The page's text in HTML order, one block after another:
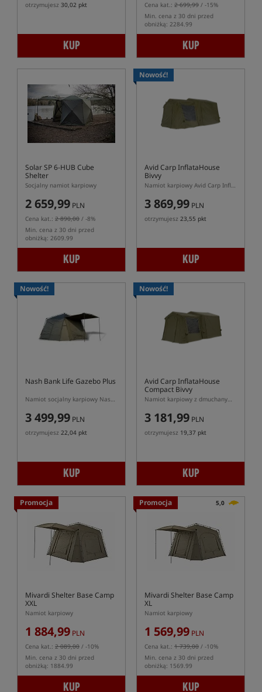
otrzymujesz 30,02 pkt
KUP
Cena kat.: 2 699,99 / -15%
Min. cena z 30 dni przed
obniżką: 2284.99
KUP
Solar SP 6-HUB Cube
Shelter
Socjalny namiot karpiowy
2 659,99 PLN
Cena kat.: 2 890,00 / -8%
Min. cena z 30 dni przed
obniżką: 2609.99
KUP
Nowość!
Avid Carp InflataHouse
Bivvy
Namiot karpiowy Avid Carp InflataHouse z pompowanym stelażem
3 869,99 PLN
otrzymujesz 23,55 pkt
KUP
Nowość!
Nash Bank Life Gazebo Plus
Namiot socjalny karpiowy Nash Gazebo Plus
3 499,99 PLN
otrzymujesz 22,04 pkt
KUP
Nowość!
Avid Carp InflataHouse
Compact Bivvy
Namiot karpiowy z dmuchanym stelażem Avid Carp InflataHouse Compact
3 181,99 PLN
otrzymujesz 19,37 pkt
KUP
Promocja
Mivardi Shelter Base Camp
XXL
Namiot karpiowy
1 884,99 PLN
Cena kat.: 2 089,00 / -10%
Min. cena z 30 dni przed
obniżką: 1884.99
KUP
Promocja 5,0
Mivardi Shelter Base Camp
XL
Namiot karpiowy
1 569,99 PLN
Cena kat.: 1 739,00 / -10%
Min. cena z 30 dni przed
obniżką: 1569.99
KUP